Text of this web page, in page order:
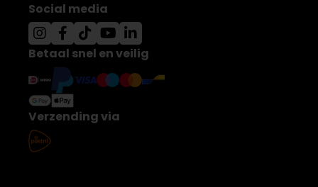
Social media
Betaal snel en veilig
Verzending via